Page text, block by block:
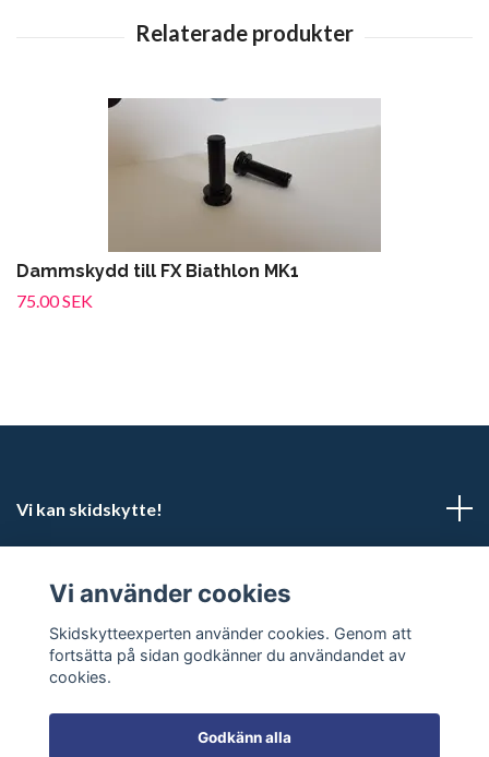
Dammskydd till FX Biathlon MK1
75.00 SEK
Vi kan skidskytte!
Sociala medier
Vi använder cookies
Skidskytteexperten använder cookies. Genom att
fortsätta på sidan godkänner du användandet av
cookies.
Godkänn alla